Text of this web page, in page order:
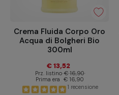
Crema Fluida Corpo Oro
Acqua di Bolgheri Bio
300ml
€ 13,52
Prz. listino € 16,90
Prima era € 16,90
1 recensione